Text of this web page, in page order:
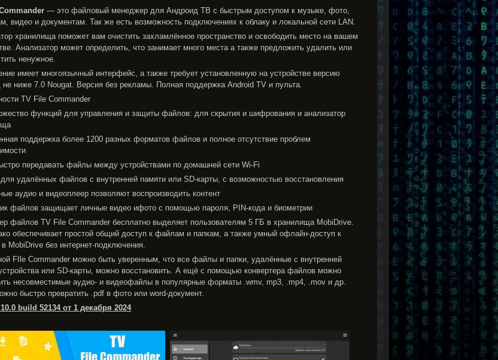
— это файловый менеджер для Андроид ТВ с быстрым доступом к музыке, фото,
видео и документам. Так же есть возможность подключениях к облаку и локальной сети LAN.
хранилища поможет вам очистить захламлённое пространство и освободить место на вашем
Анализатор может определить, что занимает много места а также предложить удалить или
ненужное.
имеет многоязычный интерфейс, а также требует установленную на устройстве версию
не ниже 7.0 Nougat. Версия без рекламы. Полная поддержка Android TV и пульта.
TV File Commander
функций для управления и защиты файлов: для скрытия и шифрования и анализатор
поддержка более 1200 разных форматов файлов и полное отсутствие проблем
передавать файлы между устройствами по домашней сети Wi-Fi
для удалённых файлов с внутренней памяти или SD-карты, с возможностью восстановления
аудио и видеоплеер позволяют воспроизводить контент
файлов защищает личные видео ифото с помощью пароля, PIN-кода и биометрии
файлов TV File Commander бесплатно выделяет пользователям 5 ГБ в хранилища MobiDrive.
обеспечивает простой общий доступ к файлам и папкам, а также умный офлайн-доступ к
MobiDrive без интернет-подключения.
FIle Commander можно быть уверенным, что все файлы и папки, удалённые с внутренней
или SD-карты, можно восстановить. А ещё с помощью конвертера файлов можно
несовместимые аудио- и видеофайлы в популярные форматы .wmv, mp3, .mp4, .mov и др.
быстро превратить .pdf в фото или word-документ.
build 52134 от 1 декабря 2024